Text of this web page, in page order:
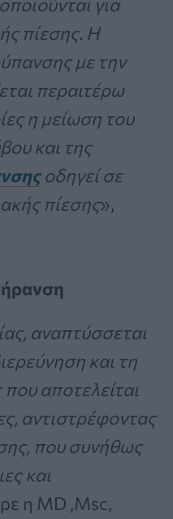
πίεσης. Η
με την
περαιτέρω
η μείωση του
και της
οδηγεί σε
πίεσης»,
αναπτύσσεται
και τη
αποτελείται
αντιστρέφοντας
που συνήθως
και
η ΜD ,Msc,